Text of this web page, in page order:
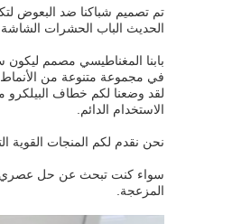
تم تصميم شباكنا ضد البعوض
الحديث الباب الحشرات الشاشة
بابنا المغناطيسي مصمم
في مجموعة متنوعة من الأنماط
لقد وضعنا لكم خطاف البيلكرو
الاستخدام الدائم.
نحن نقدم لكم المنجات القوية
سواء كنت تبحث عن حل عصري
المزعجة.